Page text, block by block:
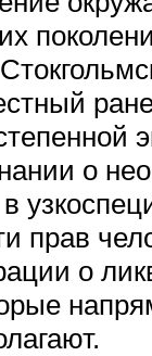
о
прав
о